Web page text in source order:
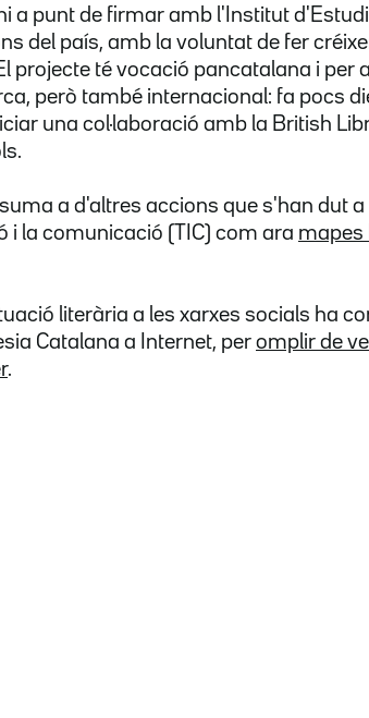
a punt de firmar amb l'Institut
del país, amb la voluntat de fer
projecte té vocació pancatalana i per
però també internacional: fa pocs
una col·laboració amb la British
a d'altres accions que s'han dut
i la comunicació (TIC) com ara mapes
literària a les xarxes socials ha
Catalana a Internet, per omplir de
.